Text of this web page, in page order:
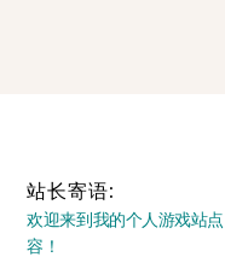
站长寄语:
欢迎来到我的个人游戏站
容！